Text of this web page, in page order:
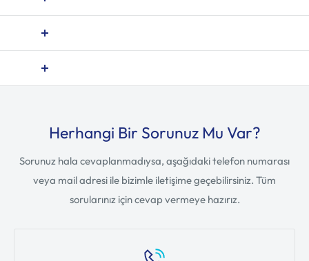
Herhangi Bir Sorunuz Mu Var?
Sorunuz hala cevaplanmadıysa, aşağıdaki telefon numarası
veya mail adresi ile bizimle iletişime geçebilirsiniz. Tüm
sorularınız için cevap vermeye hazırız.